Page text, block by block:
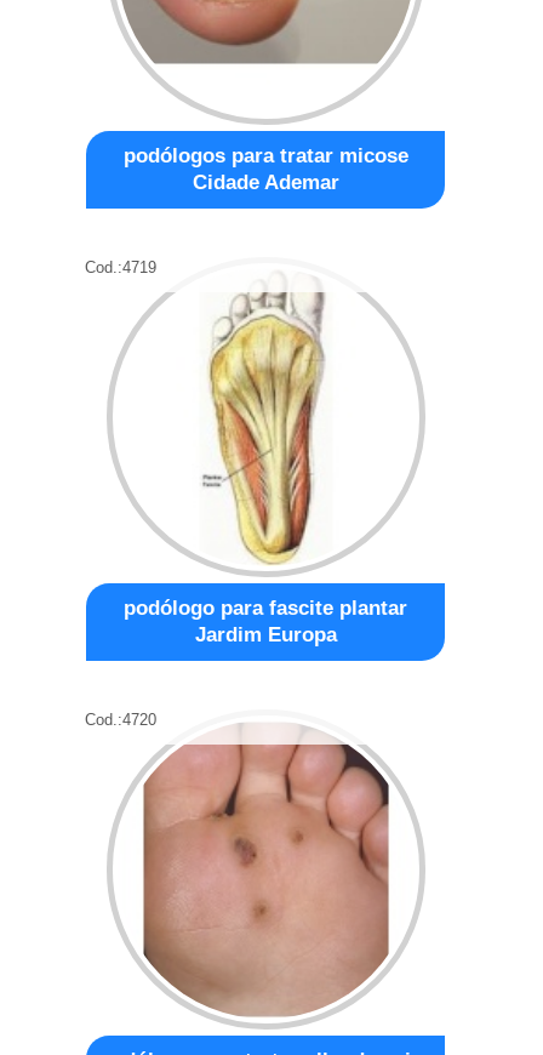
podólogos para tratar micose
Cidade Ademar
Cod.:4719
podólogo para fascite plantar
Jardim Europa
Cod.:4720